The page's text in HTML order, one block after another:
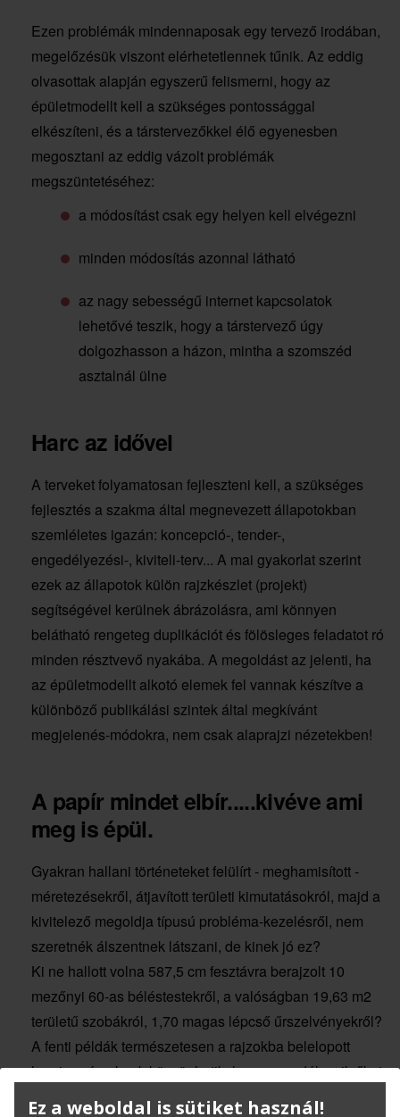
Ezen problémák mindennaposak egy tervező irodában,
megelőzésük viszont elérhetetlennek tűnik. Az eddig
olvasottak alapján egyszerű felismerni, hogy az
épületmodellt kell a szükséges pontossággal
elkészíteni, és a társtervezőkkel élő egyenesben
megosztani az eddig vázolt problémák
megszüntetéséhez:
a módosítást csak egy helyen kell elvégezni
minden módosítás azonnal látható
az nagy sebességű internet kapcsolatok
lehetővé teszik, hogy a társtervező úgy
dolgozhasson a házon, mintha a szomszéd
asztalnál ülne
Harc az idővel
A terveket folyamatosan fejleszteni kell, a szükséges
fejlesztés a szakma által megnevezett állapotokban
szemléletes igazán: koncepció-, tender-,
engedélyezési-, kiviteli-terv... A mai gyakorlat szerint
ezek az állapotok külön rajzkészlet (projekt)
segítségével kerülnek ábrázolásra, ami könnyen
belátható rengeteg duplikációt és fölösleges feladatot ró
minden résztvevő nyakába. A megoldást az jelenti, ha
az épületmodellt alkotó elemek fel vannak készítve a
különböző publikálási szintek által megkívánt
megjelenés-módokra, nem csak alaprajzi nézetekben!
A papír mindet elbír.....kivéve ami
meg is épül.
Gyakran hallani történeteket felülírt - meghamisított -
méretezésekről, átjavított területi kimutatásokról, majd a
kivitelező megoldja típusú probléma-kezelésről, nem
szeretnék álszentnek látszani, de kinek jó ez?
Ki ne hallott volna 587,5 cm fesztávra berajzolt 10
mezőnyi 60-as béléstestekről, a valóságban 19,63 m2
területű szobákról, 1,70 magas lépcső űrszelvényekről?
A fenti példák természetesen a rajzokba belelopott
hamis számoknak köszönhetik, hogy engedélyezik őket,
hogy a kivitelező felépíti. Szerencsére az 1:1 léptékben
Ez a weboldal is sütiket használ!